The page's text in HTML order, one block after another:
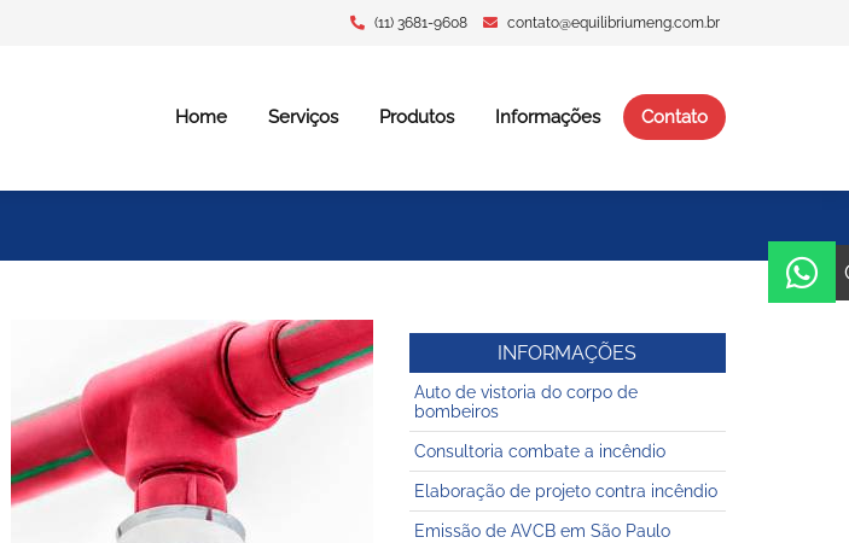
(11) 3681-9608 contato@equilibriumeng.com.br
Home Serviços Produtos Informações Contato
INFORMAÇÕES
Auto de vistoria do corpo de
bombeiros
Consultoria combate a incêndio
Elaboração de projeto contra incêndio
Emissão de AVCB em São Paulo